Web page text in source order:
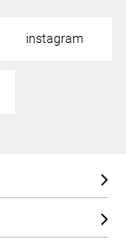
instagram